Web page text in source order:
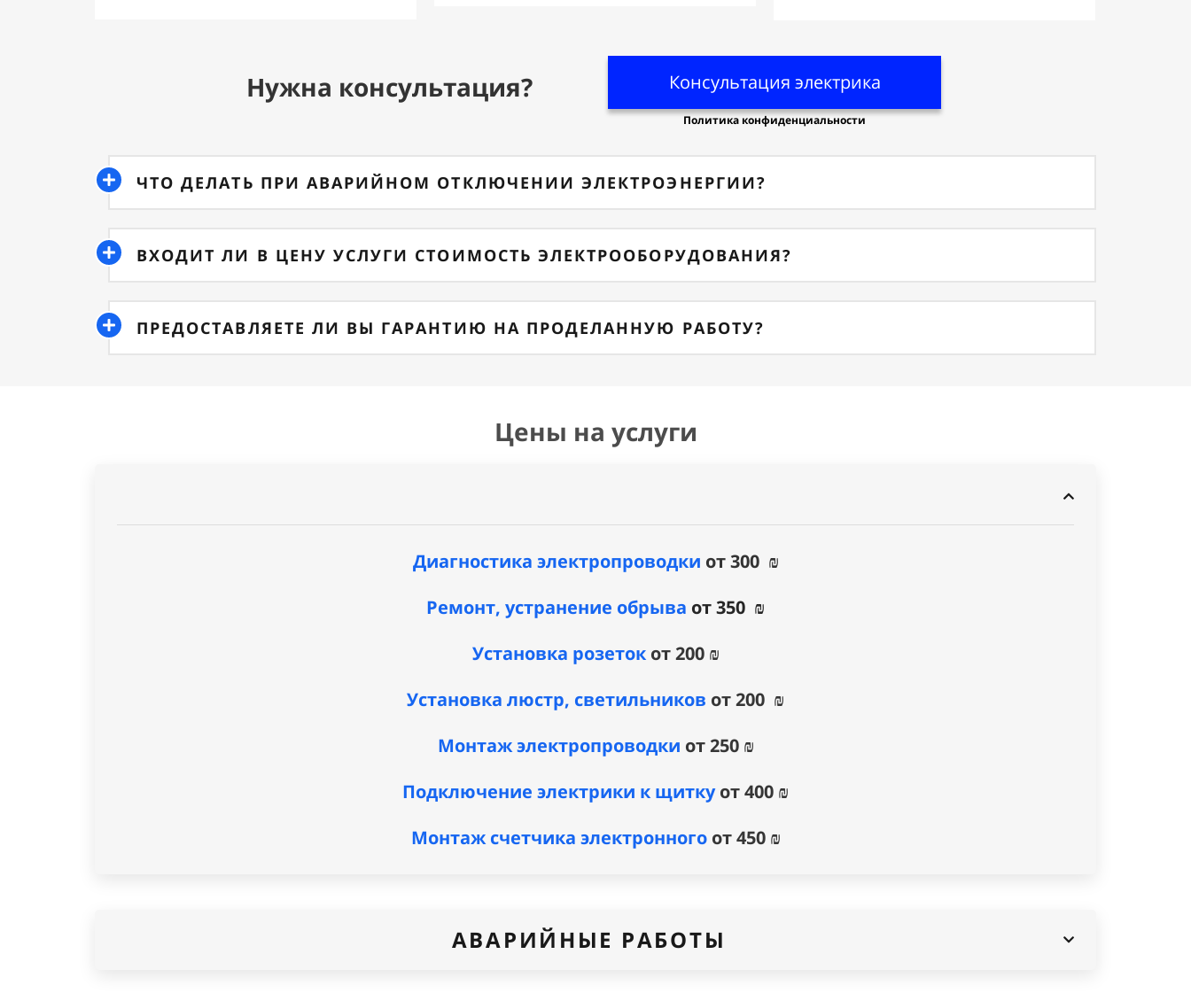
Нужна консультация? Консультация электрика
Политика конфиденциальности
ЧТО ДЕЛАТЬ ПРИ АВАРИЙНОМ ОТКЛЮЧЕНИИ ЭЛЕКТРОЭНЕРГИИ?
ВХОДИТ ЛИ В ЦЕНУ УСЛУГИ СТОИМОСТЬ ЭЛЕКТРООБОРУДОВАНИЯ?
ПРЕДОСТАВЛЯЕТЕ ЛИ ВЫ ГАРАНТИЮ НА ПРОДЕЛАННУЮ РАБОТУ?
Цены на услуги
Диагностика электропроводки от 300 ₪
Ремонт, устранение обрыва от 350 ₪
Установка розеток от 200 ₪
Установка люстр, светильников от 200 ₪
Монтаж электропроводки от 250 ₪
Подключение электрики к щиткуот 400 ₪
Монтаж счетчика электронного от 450 ₪
АВАРИЙНЫЕ РАБОТЫ